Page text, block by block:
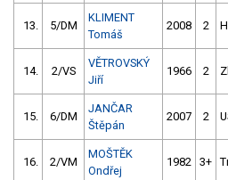
13. 5/DM
KLIMENT
Tomáš
2008 2
14. 2/VS
VĚTROVSKÝ
Jiří
1966 2
15. 6/DM
JANČAR
Štěpán
2007 2
16. 2/VM
MOŠTĚK
Ondřej
1982 3+